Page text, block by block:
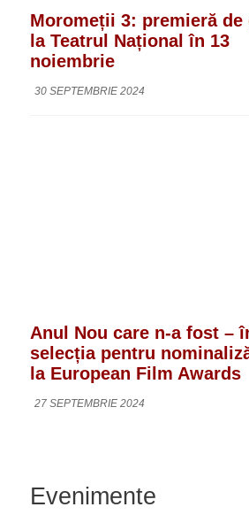
Moromeții 3: premieră de
la Teatrul Național în 13
noiembrie
30 SEPTEMBRIE 2024
Anul Nou care n-a fost –
selecția pentru
la European Film Awards
27 SEPTEMBRIE 2024
Evenimente